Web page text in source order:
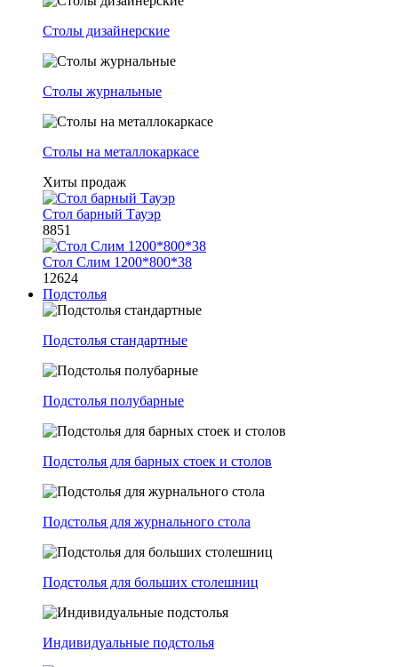
Столы дизайнерские
Столы журнальные
Столы на металлокаркасе
Хиты продаж
Стол барный Тауэр
8851
Стол Слим 1200*800*38
12624
Подстолья
Подстолья стандартные
Подстолья полубарные
Подстолья для барных стоек и столов
Подстолья для журнального стола
Подстолья для больших столешниц
Индивидуальные подстолья